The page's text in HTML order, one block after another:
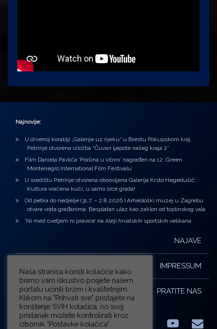
Najnovije:
U drvenoj korablji „Galerije uz rijeku“ u Brestu Pokupskom kraj
Petrinje otvorena izložba “Čuvari ljepote našeg kraja 2”
Film Daniela Pavlića ‘Prašina u vitrini’ nagrađen na 12. Green
Montenegro International Film Festivalu
U središtu Petrinje otvorena obnovljena Galerija Krsto Hegedušić:
Kultura vraćena kući, u samo srce grada!
Od petka do nedjelje (31.7. – 2.8.2026.) Arheološki muzej u Zagrebu
otvara vrata građanima: Besplatan ulaz kao zaklon od toplinskog vala
‘Ni med cvetjem ni pravice’ na Aleji hrvatskih sportskih velikana
NAJAVE
IMPRESSUM
PRATITE NAS
Naša stranica koristi kolačiće kako
bismo vam iskustvo posjete našem
portalu učinili bržim i kvalitetnijim.
Klikom na "Prihvati sve" pristajete na
korištenje SVIH kolačića, no svoj
pristanak možete kontrolirati kroz
izbornik "Postavke kolačića".